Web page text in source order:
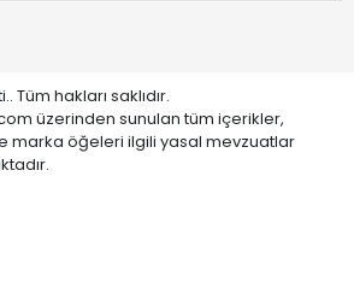
Tüm hakları saklıdır.
üzerinden sunulan tüm içerikler,
marka öğeleri ilgili yasal mevzuatlar